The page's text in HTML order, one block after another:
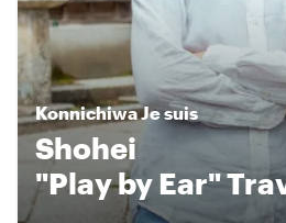
KonnichiwaJe suis
Shohei
"Play by Ear"